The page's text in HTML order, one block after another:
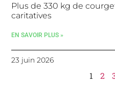
Plus de 330 kg de
caritatives
EN SAVOIR PLUS »
23 juin 2026
1 2